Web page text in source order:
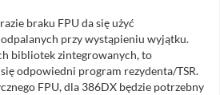
braku FPU da się użyć
przy wystąpieniu wyjątku.
bibliotek zintegrowanych, to
odpowiedni program rezydenta/TSR.
FPU, dla 386DX będzie potrzebny